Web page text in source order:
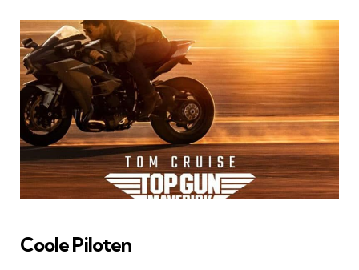
Coole Piloten